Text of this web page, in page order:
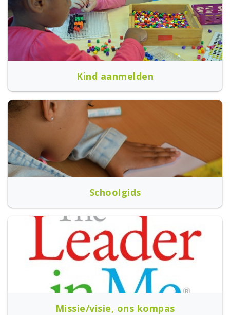
Kind aanmelden
Schoolgids
Missie/visie, ons kompas